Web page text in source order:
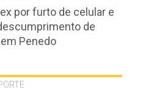
por furto de celular e
de
Penedo